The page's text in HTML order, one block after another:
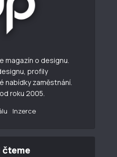
magazín o designu.
profily
nabídky zaměstnání.
roku 2005.
Inzerce
čteme